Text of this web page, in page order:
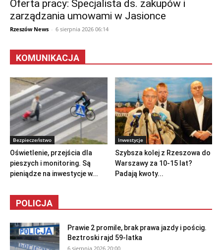
Oferta pracy: Specjalista ds. zakupów i
zarządzania umowami w Jasionce
Rzeszów News - 6 sierpnia 2026 06:14
KOMUNIKACJA
Bezpieczeństwo
Oświetlenie, przejścia dla
pieszych i monitoring. Są
pieniądze na inwestycje w...
Inwestycje
Szybsza kolej z Rzeszowa do
Warszawy za 10-15 lat?
Padają kwoty...
POLICJA
Prawie 2 promile, brak prawa jazdy i pościg.
Beztroski rajd 59-latka
6 sierpnia 2026 20:00